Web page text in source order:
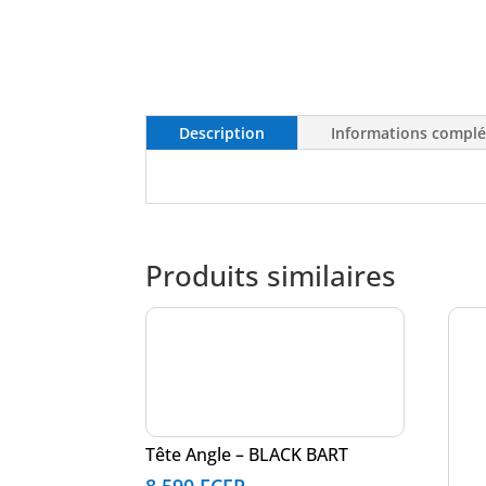
Description Informations
Produits similaires
Tête Angle – BLACK BART